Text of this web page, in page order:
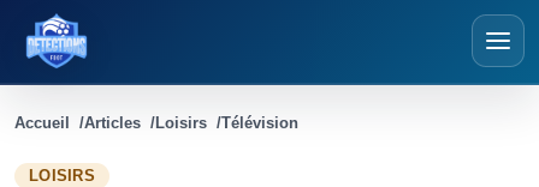
Détections Foot
Accueil Articles Loisirs Télévision
LOISIRS